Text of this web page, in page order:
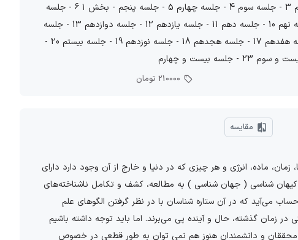
درباره دوره: فیلم های آموزشی: 1 - جلسه اول 2 - جلسه دوم 3 - جلسه سوم 4 - جلسه چهارم 5 - جلسه پنجم - بخش ١ 6 - جلسه
پنجم - بخش ٢ 7 - جلسه هفتم 8 - جلسه هشتم 9 - جلسه نهم 10 - جلسه دهم 11 - جلسه یازدهم 12 - جلسه دوازدهم 13 - جلسه
سیزدهم 14 - جلسه چهاردهم 15 - جلسه پانزدهم 16 - جلسه هفدهم 17 - جلسه هجدهم 18 - جلسه نوزدهم 19 - جلسه بیستم 20 -
210000 تومان
مقایسه
زمان، ماده، انرژی و هر چیزی که در دنیا و خارج از آن وجود دارد دارای
شناسی ( جهان شناسی ) به مطالعه، کشف و تکامل ناشناخته‌های
می‌آید که در آن ستاره شناسان با در نظر گرفتن الگوهای علم
زمان گذشته، حال و آینده پی می‌برند. اما باید توجه داشته باشیم
و دانشمندان هنوز هم نمی توان به طور قطعی در خصوص